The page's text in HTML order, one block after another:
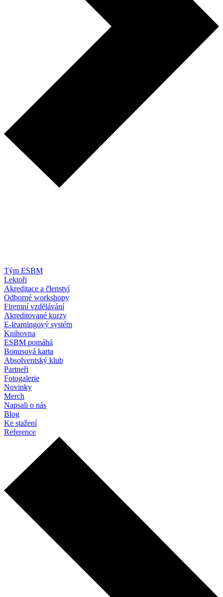
Tým ESBM
Lektoři
Akreditace a členství
Odborné workshopy
Firemní vzdělávání
Akreditované kurzy
E-learningový systém
Knihovna
ESBM pomáhá
Bonusová karta
Absolventský klub
Partneři
Fotogalerie
Novinky
Merch
Napsali o nás
Blog
Ke stažení
Reference